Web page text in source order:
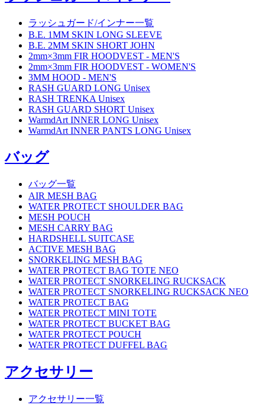
ラッシュガード/インナー一覧
B.E. 1MM SKIN LONG SLEEVE
B.E. 2MM SKIN SHORT JOHN
2mm×3mm FIR HOODVEST - MEN'S
2mm×3mm FIR HOODVEST - WOMEN'S
3MM HOOD - MEN'S
RASH GUARD LONG Unisex
RASH TRENKA Unisex
RASH GUARD SHORT Unisex
WarmdArt INNER LONG Unisex
WarmdArt INNER PANTS LONG Unisex
バッグ
バッグ一覧
AIR MESH BAG
WATER PROTECT SHOULDER BAG
MESH POUCH
MESH CARRY BAG
HARDSHELL SUITCASE
ACTIVE MESH BAG
SNORKELING MESH BAG
WATER PROTECT BAG TOTE NEO
WATER PROTECT SNORKELING RUCKSACK
WATER PROTECT SNORKELING RUCKSACK NEO
WATER PROTECT BAG
WATER PROTECT MINI TOTE
WATER PROTECT BUCKET BAG
WATER PROTECT POUCH
WATER PROTECT DUFFEL BAG
アクセサリー
アクセサリー一覧